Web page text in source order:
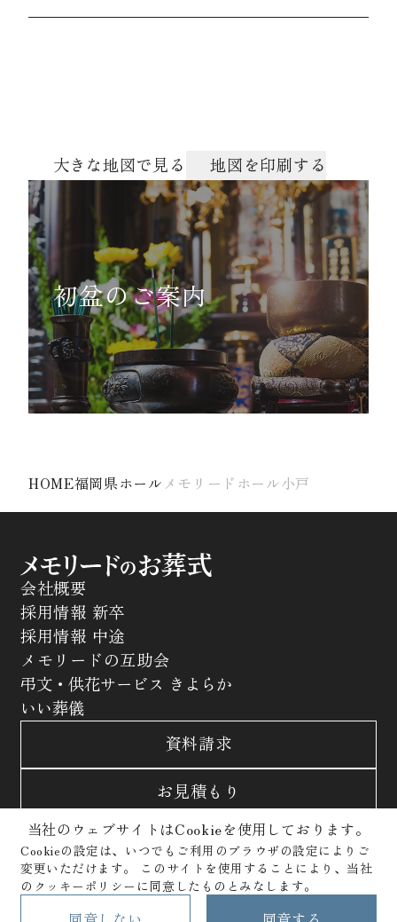
大きな地図で見る 地図を印刷する
初盆のご案内
HOME福岡県ホールメモリードホール小戸
会社概要
採用情報 新卒
採用情報 中途
メモリードの互助会
弔文・供花サービス きよらか
いい葬儀
資料請求
お見積もり
お問合わせ
サイトポリシー
プライバシーポリシー
クッキーポリシー
Copyright © Memolead Corporation. All Rights Reserved.
当社のウェブサイトはCookieを使用しております。
Cookieの設定は、いつでもご利用のブラウザの設定によりご
変更いただけます。
このサイトを使用することにより、当社
のクッキーポリシーに同意したものとみなします。